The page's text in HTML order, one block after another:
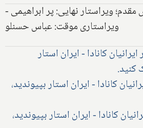
ویراستار نهایی: پر ابراهیمی -
ویراستاری موقت: عباس حسنلو
کانادا - ایران استار
کنید.
کانادا - ایران استار بپیوندید،
کانادا - ایران استار بپیوندید،